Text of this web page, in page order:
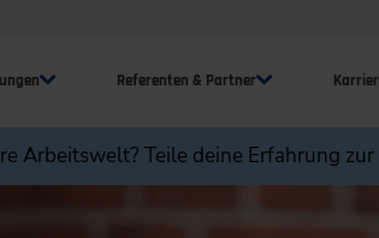
Referenten & Partner
Arbeitswelt? Teile deine Erfahrung zur